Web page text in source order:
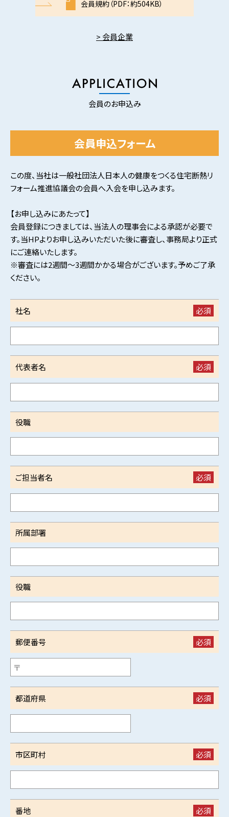
会員規約（PDF：約504KB）
> 会員企業
会員のお申込み
会員申込フォーム
この度、当社は一般社団法人日本人の健康をつくる住宅断熱リ
フォーム推進協議会の会員へ入会を申し込みます。
【お申し込みにあたって】
会員登録につきましては、当法人の理事会による承認が必要で
す。当HPよりお申し込みいただいた後に審査し、事務局より正式
にご連絡いたします。
※審査には2週間～3週間かかる場合がございます。予めご了承
ください。
社名 必須
代表者名 必須
役職
ご担当者名 必須
所属部署
役職
郵便番号 必須
都道府県 必須
市区町村 必須
番地 必須